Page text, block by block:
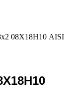
08Х18Н10 AISI